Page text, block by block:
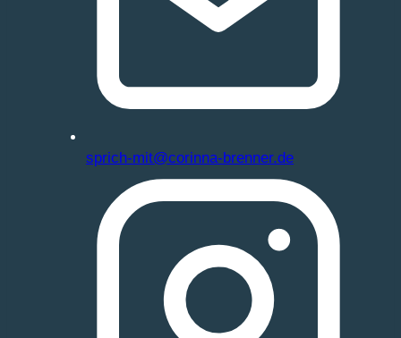
sprich-mit@corinna-brenner.de